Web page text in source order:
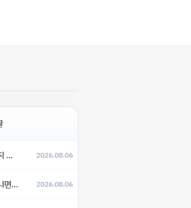
2026.08.06
겠다.” 2026.08.06